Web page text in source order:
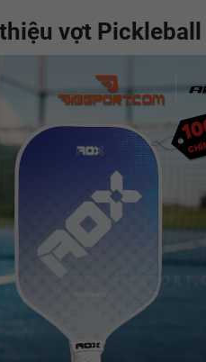
vợt Pickleball